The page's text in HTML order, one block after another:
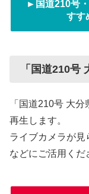
►国道210号
すす
「国道210号
「国道210号 大
再生します。
ライブカメラが
などにご活用くだ